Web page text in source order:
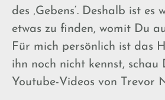
des ‚Gebens‘. Deshalb ist
etwas zu finden, womit Du
Für mich persönlich ist das
ihn noch nicht kennst,
Youtube-Videos von Trevor